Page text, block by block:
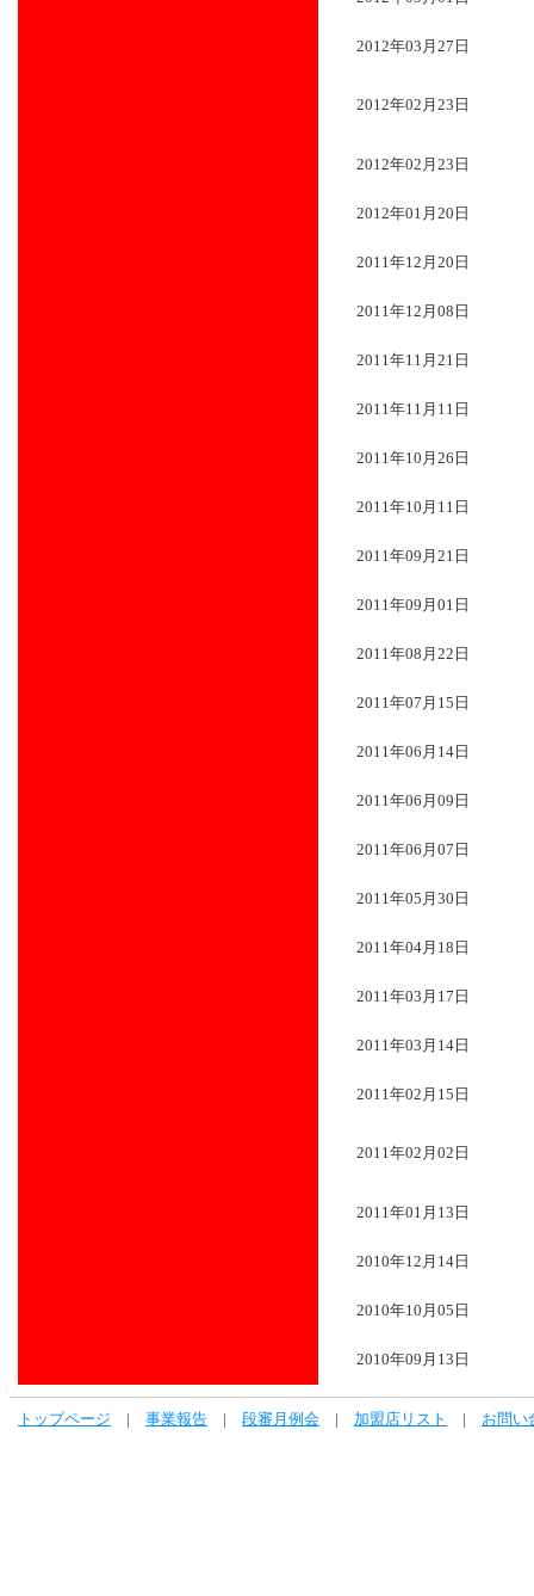
2012年03月27日
2012年02月23日
2012年02月23日
2012年01月20日
2011年12月20日
2011年12月08日
2011年11月21日
2011年11月11日
2011年10月26日
2011年10月11日
2011年09月21日
2011年09月01日
2011年08月22日
2011年07月15日
2011年06月14日
2011年06月09日
2011年06月07日
2011年05月30日
2011年04月18日
2011年03月17日
2011年03月14日
2011年02月15日
2011年02月02日
2011年01月13日
2010年12月14日
2010年10月05日
2010年09月13日
トップページ 事業報告 段審月例会 加盟店リスト お問い